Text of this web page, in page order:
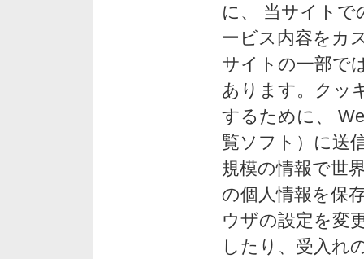
に、 当サイトで
ービス内容をカ
サイトの一部で
あります。クッ
するために、
覧ソフト）に送
規模の情報で世
の個人情報を保
ウザの設定を変
したり、受入れ